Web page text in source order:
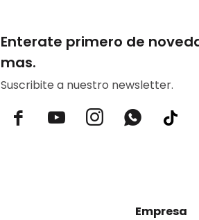
Enterate primero de
mas.
Suscribite a nuestro newsletter.
  
Empresa